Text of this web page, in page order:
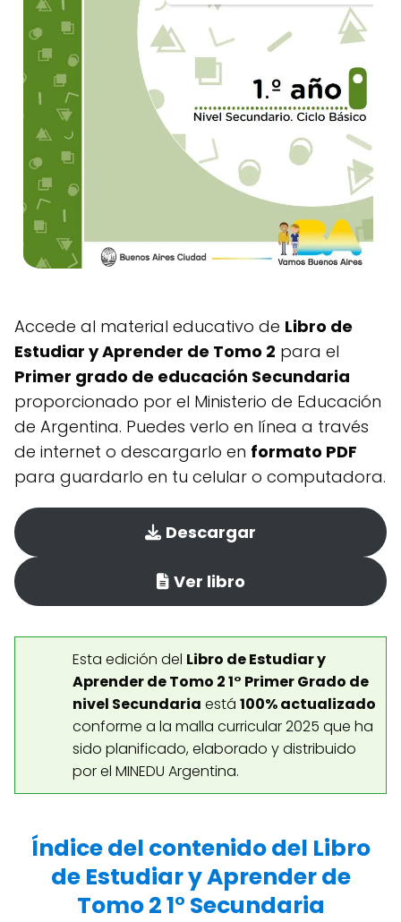
Accede al material educativo de Libro de
Estudiar y Aprender de Tomo 2 para el
Primer grado de educación Secundaria
proporcionado por el Ministerio de Educación
de Argentina. Puedes verlo en línea a través
de internet o descargarlo en formato PDF
para guardarlo en tu celular o computadora.
Descargar
Ver libro
Esta edición del Libro de Estudiar y
Aprender de Tomo 2 1° Primer Grado de
nivel Secundaria está 100% actualizado
conforme a la malla curricular 2025 que ha
sido planificado, elaborado y distribuido
por el MINEDU Argentina.
Índice del contenido del Libro
de Estudiar y Aprender de
Tomo 2 1° Secundaria